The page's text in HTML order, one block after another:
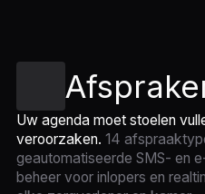
Uw agenda moet stoelen
veroorzaken. 14
geautomatiseerde SMS- en
beheer voor inlopers en